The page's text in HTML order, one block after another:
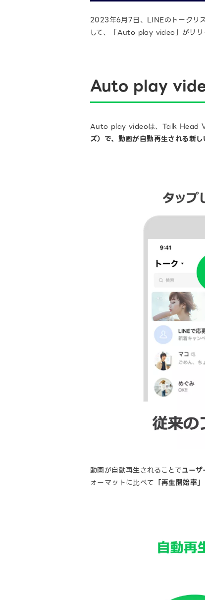
2023年6月7日、LINEのトークリ
して、「Auto play video」がリリ
Auto play
Auto play videoは、Talk Head
ズ）で、動画が自動再生される新
動画が自動再生されることでユー
ォーマットに比べて 「再生開始率